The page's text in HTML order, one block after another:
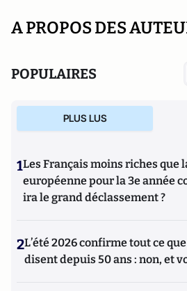
A PROPOS DES
POPULAIRES
PLUS LUS
1Les Français moins riches que
européenne pour la 3e année
ira le grand déclassement ?
2L’été 2026 confirme tout ce
disent depuis 50 ans : non, et